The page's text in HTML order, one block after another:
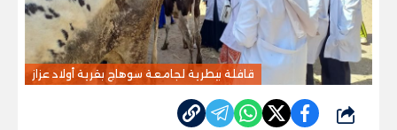
قافلة بيطرية لجامعة سوهاج بقرية أولاد عزاز
شارك